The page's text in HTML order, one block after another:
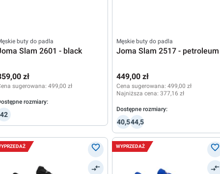
buty do padla
Slam 2601 - black
zł
sugerowana: 499,00 zł
rozmiary:
42
Męskie buty do padla
Joma Slam 2517 - petroleum
449,00 zł
Cena sugerowana: 499,00 zł
Najniższa cena: 377,16 zł
Dostępne rozmiary:
40,544,5
WYPRZEDAŻ